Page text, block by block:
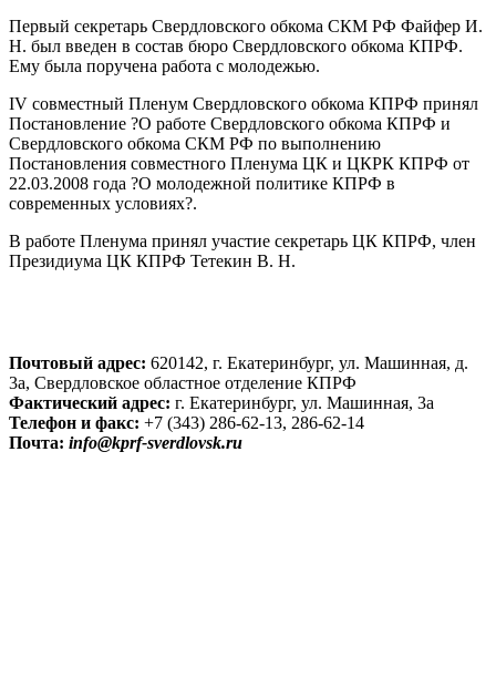
Первый секретарь Свердловского обкома СКМ РФ Файфер И.
Н. был введен в состав бюро Свердловского обкома КПРФ.
Ему была поручена работа с молодежью.
IV совместный Пленум Свердловского обкома КПРФ принял
Постановление ?О работе Свердловского обкома КПРФ и
Свердловского обкома СКМ РФ по выполнению
Постановления совместного Пленума ЦК и ЦКРК КПРФ от
22.03.2008 года ?О молодежной политике КПРФ в
современных условиях?.
В работе Пленума принял участие секретарь ЦК КПРФ, член
Президиума ЦК КПРФ Тетекин В. Н.
Почтовый адрес: 620142, г. Екатеринбург, ул. Машинная, д.
3а, Свердловское областное отделение КПРФ
Фактический адрес: г. Екатеринбург, ул. Машинная, 3а
Телефон и факс: +7 (343) 286-62-13, 286-62-14
Почта: info@kprf-sverdlovsk.ru